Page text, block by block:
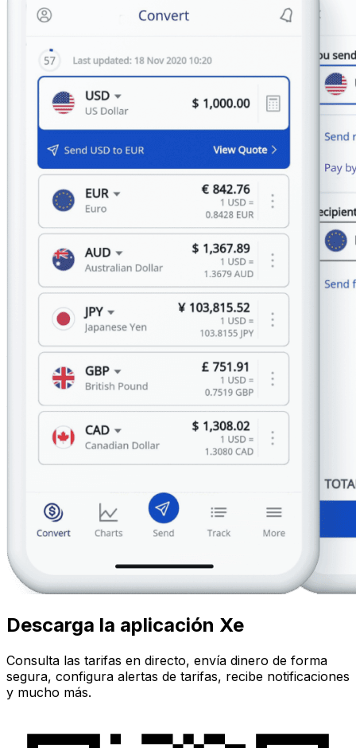
Descarga la aplicación Xe
Consulta las tarifas en directo, envía dinero de forma
segura, configura alertas de tarifas, recibe notificaciones
y mucho más.